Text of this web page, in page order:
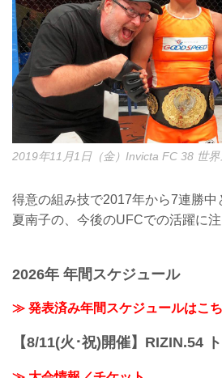
2019年11月1日（金）Invicta FC 38 世
得意の組み技で2017年から7連勝中
夏南子の、今後のUFCでの活躍に注
2026年 年間スケジュール
≫ 発表済み年間スケジュールはこ
【8/11(火･祝)開催】RIZIN.54